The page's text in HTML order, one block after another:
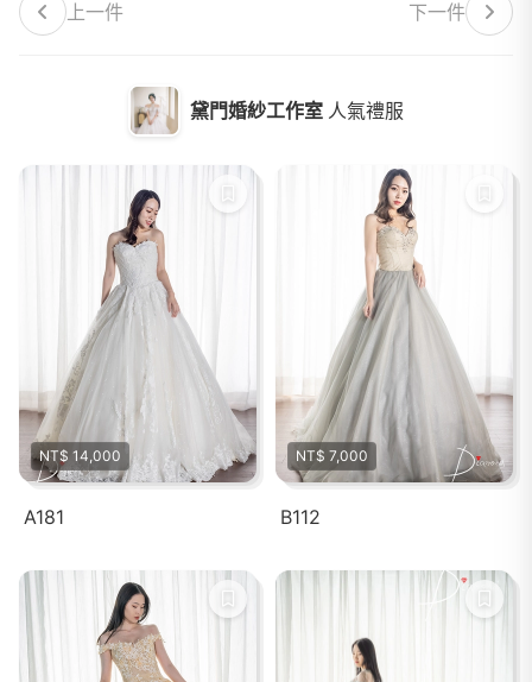
上一件 下一件
黛門婚紗工作室 人氣禮服
NT$ 14,000
A181
NT$ 7,000
B112